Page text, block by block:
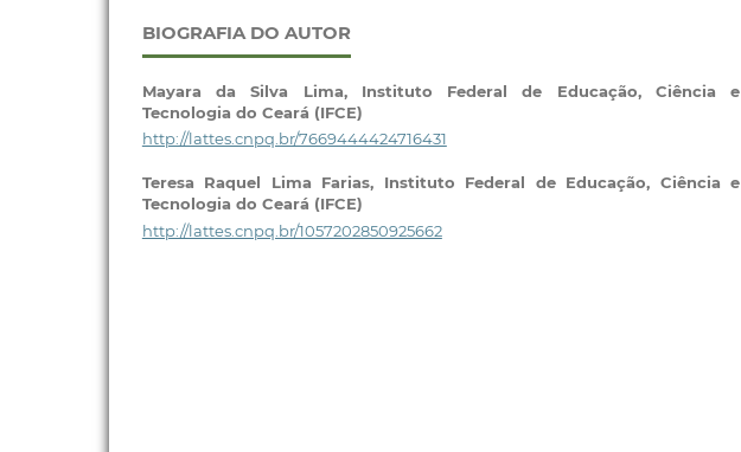
BIOGRAFIA DO AUTOR
Mayara da Silva Lima, Instituto Federal de Educação, Ciência e
Tecnologia do Ceará (IFCE)
http://lattes.cnpq.br/7669444424716431
Teresa Raquel Lima Farias, Instituto Federal de Educação, Ciência e
Tecnologia do Ceará (IFCE)
http://lattes.cnpq.br/1057202850925662